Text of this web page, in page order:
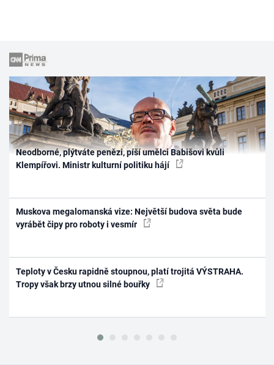
Neodborné, plýtváte penězi, píší umělci Babišovi kvůli
Klempířovi. Ministr kulturní politiku hájí
Muskova megalomanská vize: Největší budova světa bude
vyrábět čipy pro roboty i vesmír
Teploty v Česku rapidně stoupnou, platí trojitá VÝSTRAHA.
Tropy však brzy utnou silné bouřky